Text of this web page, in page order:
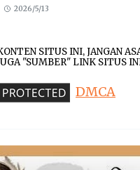
2026/5/13
SITUS INI, JANGAN
"SUMBER" LINK SITUS
DMCA